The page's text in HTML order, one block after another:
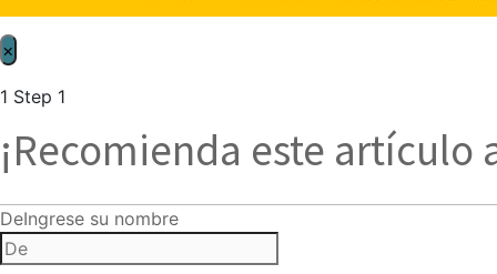
×
1 Step 1
¡Recomienda este artículo
DeIngrese su nombre